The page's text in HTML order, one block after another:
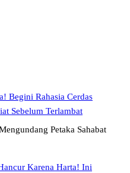
Begini Rahasia Cerdas
Sebelum Terlambat
Petaka Sahabat
Karena Harta! Ini